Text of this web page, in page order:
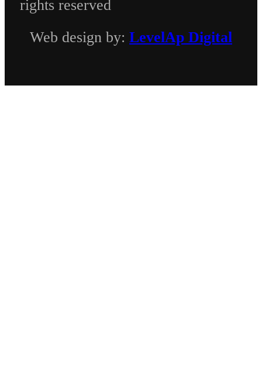
rights reserved
Web design by: LevelAp Digital